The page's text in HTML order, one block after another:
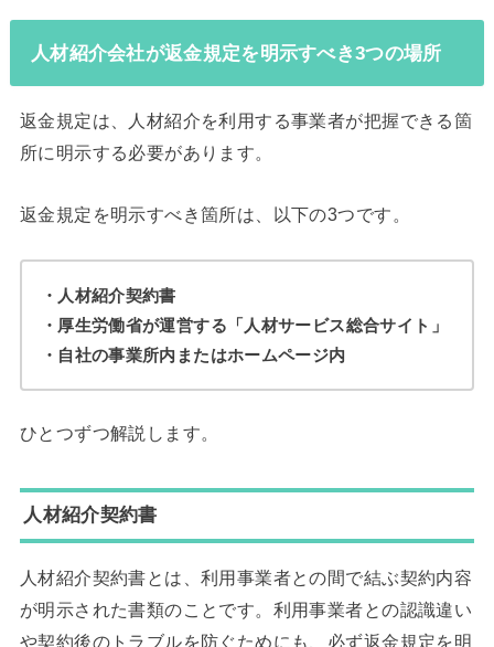
人材紹介会社が返金規定を明示すべき3つの場所
返金規定は、人材紹介を利用する事業者が把握できる箇
所に明示する必要があります。
返金規定を明示すべき箇所は、以下の3つです。
・人材紹介契約書
・厚生労働省が運営する「人材サービス総合サイト」
・自社の事業所内またはホームページ内
ひとつずつ解説します。
人材紹介契約書
人材紹介契約書とは、利用事業者との間で結ぶ契約内容
が明示された書類のことです。利用事業者との認識違い
や契約後のトラブルを防ぐためにも、必ず返金規定を明